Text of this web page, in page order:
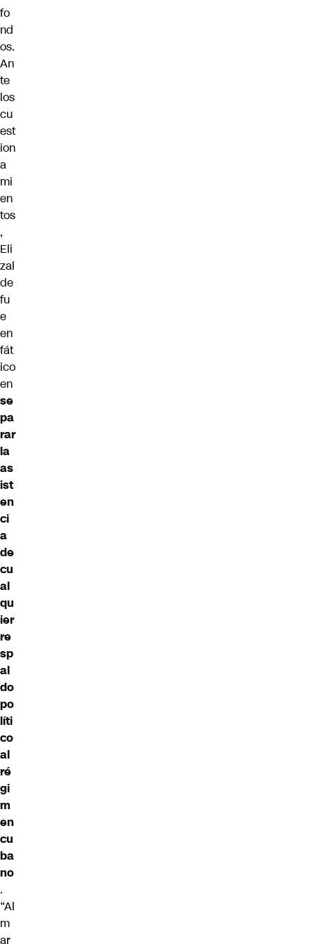
fo
nd
os.
An
te
los
cu
est
ion
a
mi
en
tos
,
Eli
zal
de
fu
e
en
fát
ico
en
se
pa
rar
la
as
ist
en
ci
a
de
cu
al
qu
ier
re
sp
al
do
po
líti
co
al
ré
gi
m
en
cu
ba
no
.
“Al
m
ar